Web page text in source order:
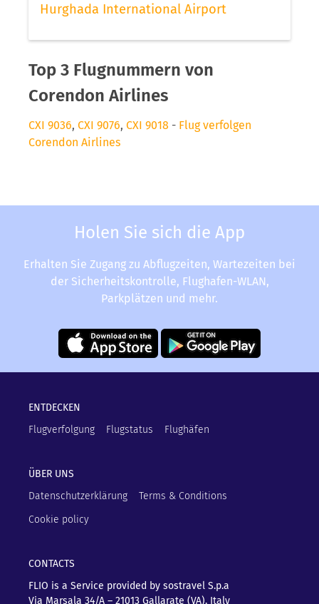
Hurghada International Airport
Top 3 Flugnummern von
Corendon Airlines
CXI 9036, CXI 9076, CXI 9018 - Flug verfolgen
Corendon Airlines
Holen Sie sich die App
Erhalten Sie Zugang zu Abflugzeiten, Wartezeiten bei
der Sicherheitskontrolle, Flughafen-WLAN,
Parkplätzen und mehr.
ENTDECKEN
Flugverfolgung
Flugstatus Flughäfen
ÜBER UNS
Datenschutzerklärung
Terms & Conditions
Cookie policy
CONTACTS
FLIO is a Service provided by sostravel S.p.a
Via Marsala 34/A – 21013 Gallarate (VA), Italy